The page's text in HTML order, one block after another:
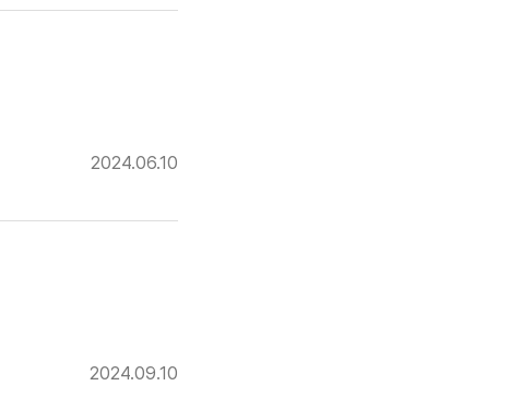
2024.06.10
2024.09.10